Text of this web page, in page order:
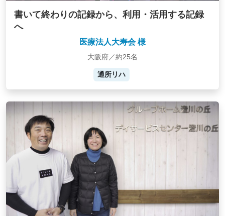
書いて終わりの記録から、利用・活用する記録
へ
医療法人大寿会 様
大阪府／約25名
通所リハ